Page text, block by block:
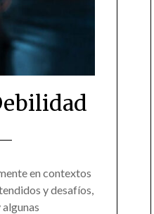
en contextos
y desafíos,